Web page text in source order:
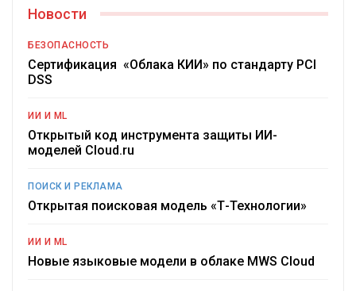
Новости
БЕЗОПАСНОСТЬ
Сертификация «Облака КИИ» по стандарту PCI
DSS
ИИ И ML
Открытый код инструмента защиты ИИ-
моделей Cloud.ru
ПОИСК И РЕКЛАМА
Открытая поисковая модель «Т-Технологии»
ИИ И ML
Новые языковые модели в облаке MWS Cloud